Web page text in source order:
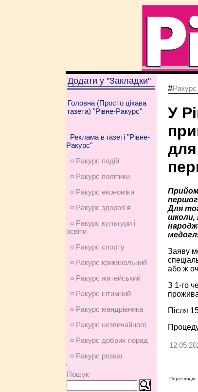
Додати у "Закладки"
Головна (Просто цікава
газета) "Рівне-Ракурс"
Реклама в газеті "Рівне-
Ракурс"
¤ Ракурс подій
¤ Ракурс політики
¤ Ракурс економiки
¤ Ракурс здоров'я
¤ Ракурс культури і
освіти
¤ Ракурс спорту
¤ Ракурс кримінальний
¤ Ракурс житейський
¤ Ракурс інтимний
¤ Ракурс мандрівника
¤ Ракурс незвичайного
¤ Ракурс добрих порад
¤ Ракурс розваг
Пошук
#Ракурс
У
Прийом
Для
школи,
Заяву
або ж
З 1-го
Після